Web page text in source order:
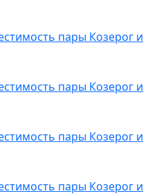
пары Козерог и
пары Козерог и
пары Козерог и
пары Козерог и